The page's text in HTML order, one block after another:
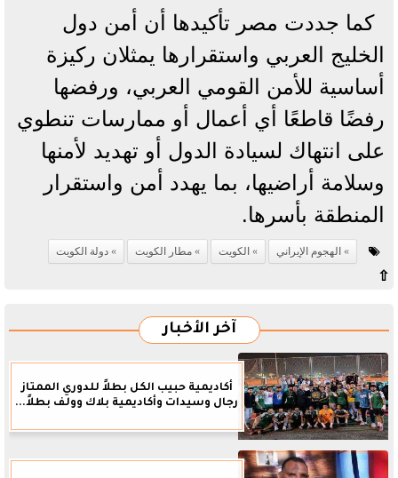
كما جددت مصر تأكيدها أن أمن دول
الخليج العربي واستقرارها يمثلان ركيزة
أساسية للأمن القومي العربي، ورفضها
رفضًا قاطعًا أي أعمال أو ممارسات تنطوي
على انتهاك لسيادة الدول أو تهديد لأمنها
وسلامة أراضيها، بما يهدد أمن واستقرار
المنطقة بأسرها.
الهجوم الإيراني الكويت مطار الكويت دولة الكويت
⇧
آخر الأخبار
أكاديمية حبيب الكل بطلاً للدوري الممتاز
رجال وسيدات وأكاديمية بلاك وولف بطلاً...